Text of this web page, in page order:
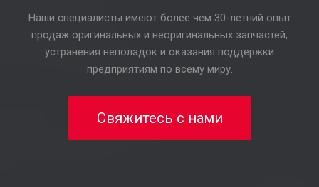
Наши специалисты имеют более чем 30-летний опыт
продаж оригинальных и неоригинальных запчастей,
устранения неполадок и оказания поддержки
предприятиям по всему миру.
Свяжитесь с нами